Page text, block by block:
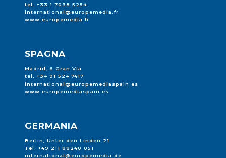
tel. +33 1 7038 5254
international@europemedia.fr
www.europemedia.fr
SPAGNA
Madrid, 6 Gran Vía
tel. +34 91 524 7417
international@europemediaspain.es
www.europemediaspain.es
GERMANIA
Berlin, Unter den Linden 21
Tel. +49 211 88240 051
international@europemedia.de